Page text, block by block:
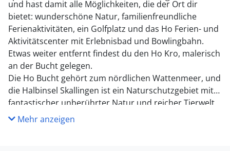
und hast damit alle Möglichkeiten, die der Ort dir
bietet: wunderschöne Natur, familienfreundliche
Ferienaktivitäten, ein Golfplatz und das Ho Ferien- und
Aktivitätscenter mit Erlebnisbad und Bowlingbahn.
Etwas weiter entfernt findest du den Ho Kro, malerisch
an der Bucht gelegen.
Die Ho Bucht gehört zum nördlichen Wattenmeer, und
die Halbinsel Skallingen ist ein Naturschutzgebiet mit
fantastischer unberührter Natur und reicher Tierwelt.
Blåvands herrliche Strände und das klare Badewasser
der Nordsee laden zu entspannten Tagen an der Küste
Mehr anzeigen